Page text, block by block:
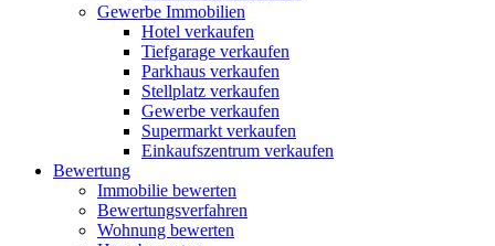
Gewerbe Immobilien
Hotel verkaufen
Tiefgarage verkaufen
Parkhaus verkaufen
Stellplatz verkaufen
Gewerbe verkaufen
Supermarkt verkaufen
Einkaufszentrum verkaufen
Bewertung
Immobilie bewerten
Bewertungsverfahren
Wohnung bewerten